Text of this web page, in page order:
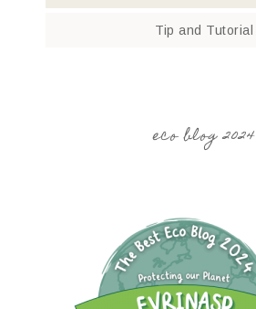
Tip and Tutorial
eco blog 2024